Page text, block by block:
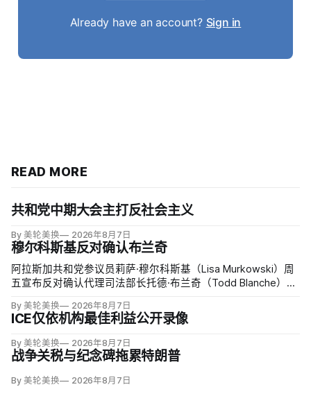
Already have an account? Sign in
READ MORE
共和党中期大会主打反社会主义
By 美轮美换 2026年8月7日
穆尔科斯基反对确认布兰奇
阿拉斯加共和党参议员莉萨·穆尔科斯基（Lisa Murkowski）周
五宣布反对确认代理司法部长托德·布兰奇（Todd Blanche），
By 美轮美换 2026年8月7日
ICE仅依机构最佳利益公开录像
By 美轮美换 2026年8月7日
战争关税与纪念碑拖累特朗普
By 美轮美换 2026年8月7日